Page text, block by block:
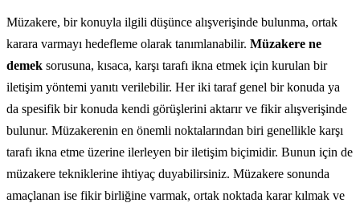
Müzakere, bir konuyla ilgili düşünce alışverişinde bulunma, ortak
karara varmayı hedefleme olarak tanımlanabilir. Müzakere ne
demek sorusuna, kısaca, karşı tarafı ikna etmek için kurulan bir
iletişim yöntemi yanıtı verilebilir. Her iki taraf genel bir konuda ya
da spesifik bir konuda kendi görüşlerini aktarır ve fikir alışverişinde
bulunur. Müzakerenin en önemli noktalarından biri genellikle karşı
tarafı ikna etme üzerine ilerleyen bir iletişim biçimidir. Bunun için de
müzakere tekniklerine ihtiyaç duyabilirsiniz. Müzakere sonunda
amaçlanan ise fikir birliğine varmak, ortak noktada karar kılmak ve